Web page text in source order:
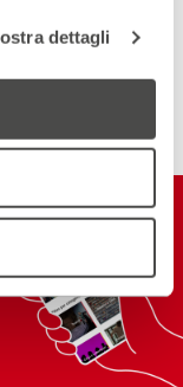
dettagli